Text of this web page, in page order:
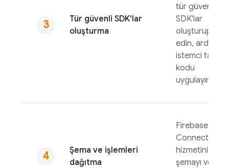
Tür güvenli SDK'lar
oluşturma
tür güvenli
SDK'lar
oluşturup test
edin, ardından
istemci tarafı
kodu
uygulayın
Şema ve işlemleri
dağıtma
Firebase SQL
Connect
hizmetiniz için
şemayı ve